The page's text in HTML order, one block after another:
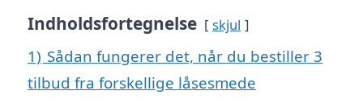
Indholdsfortegnelse skjul
1) Sådan fungerer det, når du bestiller 3
tilbud fra forskellige låsesmede